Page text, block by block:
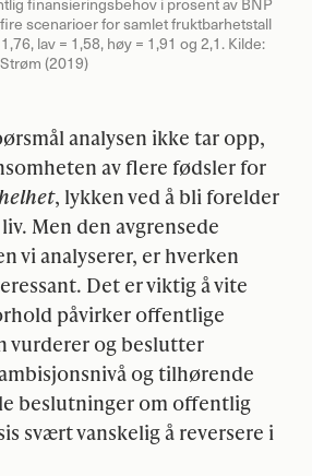
scenarioer for samlet fruktbarhetstall
lav = 1,58, høy = 1,91 og 2,1. Kilde:
(2019)
analysen ikke tar opp,
av flere fødsler for
, lykken ved å bli forelder
Men den avgrensede
vi analyserer, er hverken
Det er viktig å vite
påvirker offentlige
vurderer og beslutter
og tilhørende
beslutninger om offentlig
svært vanskelig å reversere i